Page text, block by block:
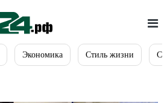
Экономика Стиль жизни